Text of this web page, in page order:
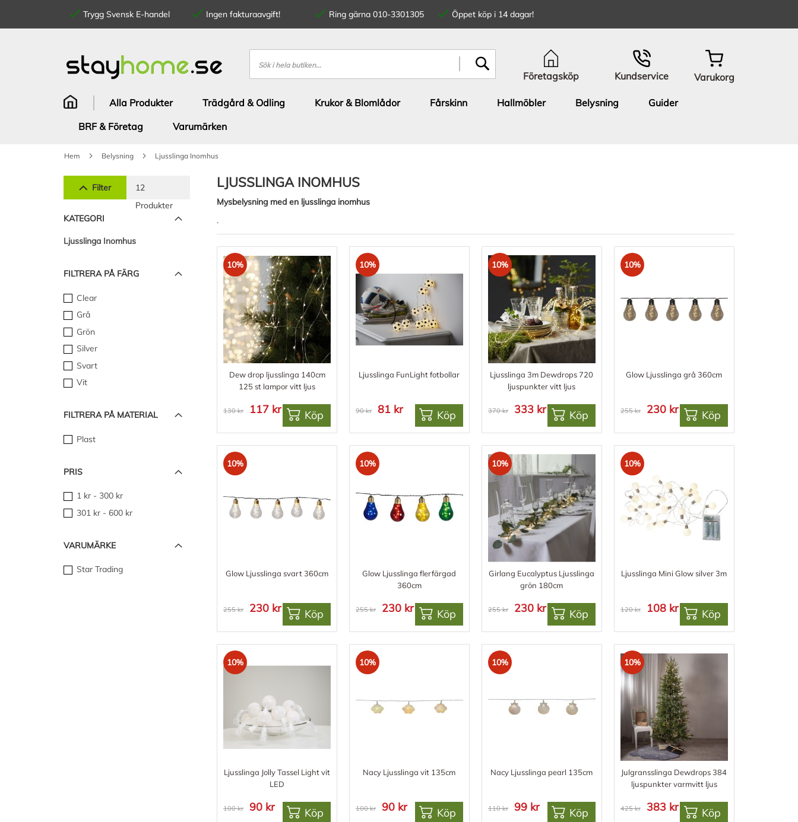
Trygg Svensk E-handel Ingen fakturaavgift! Ring gärna 010-3301305
Öppet köp i 14 dagar!
innehållet
Sök
Företagsköp Kundservice Varukorg
Alla Produkter Trädgård & Odling Krukor & Blomlådor Fårskinn Hallmöbler Belysning
Guider
BRF & Företag
Varumärken
Hem Belysning Ljusslinga Inomhus
LJUSSLINGA INOMHUS
Mysbelysning med en ljusslinga inomhus
.
10%
Dew drop ljusslinga 140cm
125 st lampor vitt ljus
130 kr 117 kr Köp
10%
Ljusslinga FunLight fotbollar
90 kr 81 kr Köp
10%
Ljusslinga 3m Dewdrops 720
ljuspunkter vitt ljus
370 kr 333 kr Köp
10%
Glow Ljusslinga grå 360cm
255 kr 230 kr Köp
10%
Glow Ljusslinga svart 360cm
255 kr 230 kr Köp
10%
Glow Ljusslinga flerfärgad
360cm
255 kr 230 kr Köp
10%
Girlang Eucalyptus Ljusslinga
grön 180cm
255 kr 230 kr Köp
10%
Ljusslinga Mini Glow silver 3m
120 kr 108 kr Köp
10%
Ljusslinga Jolly Tassel Light vit
LED
100 kr 90 kr Köp
10%
Nacy Ljusslinga vit 135cm
100 kr 90 kr Köp
10%
Nacy Ljusslinga pearl 135cm
110 kr 99 kr Köp
10%
Julgransslinga Dewdrops 384
ljuspunkter varmvitt ljus
425 kr 383 kr Köp
Filter
12
Produkter
KATEGORI
Ljusslinga Inomhus
FILTRERA PÅ FÄRG
Clear
Grå
Grön
Silver
Svart
Vit
FILTRERA PÅ MATERIAL
Plast
PRIS
1 kr- 300 kr
301 kr- 600 kr
VARUMÄRKE
Star Trading